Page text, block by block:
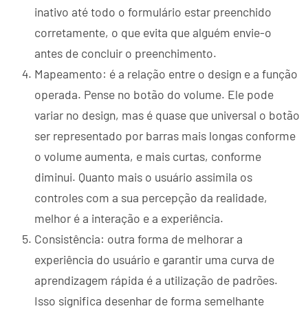
inativo até todo o formulário estar preenchido
corretamente, o que evita que alguém envie-o
antes de concluir o preenchimento.
Mapeamento: é a relação entre o design e a função
operada. Pense no botão do volume. Ele pode
variar no design, mas é quase que universal o botão
ser representado por barras mais longas conforme
o volume aumenta, e mais curtas, conforme
diminui. Quanto mais o usuário assimila os
controles com a sua percepção da realidade,
melhor é a interação e a experiência.
Consistência: outra forma de melhorar a
experiência do usuário e garantir uma curva de
aprendizagem rápida é a utilização de padrões.
Isso significa desenhar de forma semelhante